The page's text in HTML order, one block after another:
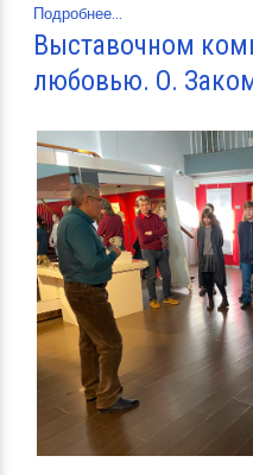
Подробнее...
Выставочном
любовью. О.